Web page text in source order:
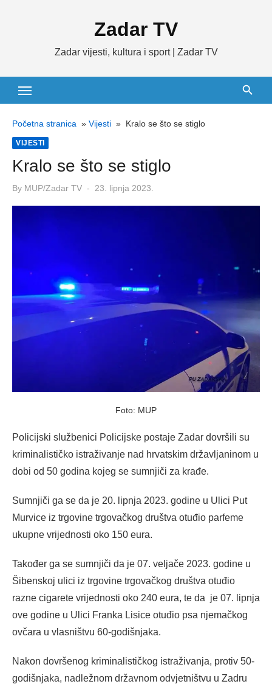
Zadar TV
Zadar vijesti, kultura i sport | Zadar TV
Početna stranica » Vijesti » Kralo se što se stiglo
VIJESTI
Kralo se što se stiglo
By MUP/Zadar TV
Posted
23. lipnja 2023.
Foto: MUP
Policijski službenici Policijske postaje Zadar dovršili su
kriminalističko istraživanje nad hrvatskim državljaninom u
dobi od 50 godina kojeg se sumnjiči za krađe.
Sumnjiči ga se da je 20. lipnja 2023. godine u Ulici Put
Murvice iz trgovine trgovačkog društva otuđio parfeme
ukupne vrijednosti oko 150 eura.
Također ga se sumnjiči da je 07. veljače 2023. godine u
Šibenskoj ulici iz trgovine trgovačkog društva otuđio
razne cigarete vrijednosti oko 240 eura, te da je 07. lipnja
ove godine u Ulici Franka Lisice otuđio psa njemačkog
ovčara u vlasništvu 60-godišnjaka.
Nakon dovršenog kriminalističkog istraživanja, protiv 50-
godišnjaka, nadležnom državnom odvjetništvu u Zadru